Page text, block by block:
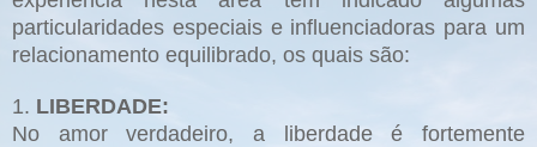
particularidades especiais e influenciadoras para um
relacionamento equilibrado, os quais são:
1. LIBERDADE:
No amor verdadeiro, a liberdade é fortemente